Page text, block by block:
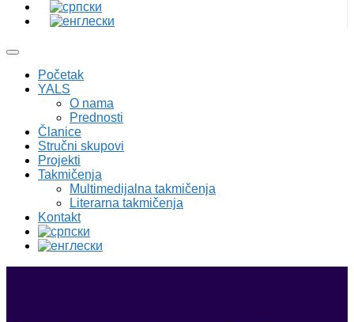
Početak
YALS
O nama
Prednosti
Članice
Stručni skupovi
Projekti
Takmičenja
Multimedijalna takmičenja
Literarna takmičenja
Kontakt